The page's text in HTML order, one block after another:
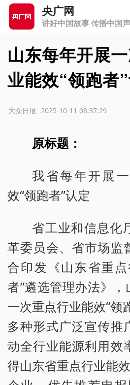
央广网
讲好中国故事 传播中国
山东每年开展
业能效“领跑者
2025-10-11 08:37:29
大众日报
原标题：
我省每年开展
效“领跑者”认定
省工业和信息化
革委员会、省市场监
合印发《山东省重
者”遴选管理办法》
一次重点行业能效“领
多种形式广泛宣传推
动全行业能源利用效
得山东省重点行业能